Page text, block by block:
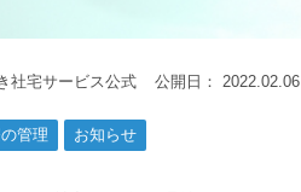
社宅サービス公式 公開日： 2022.02.06
管理 お知らせ